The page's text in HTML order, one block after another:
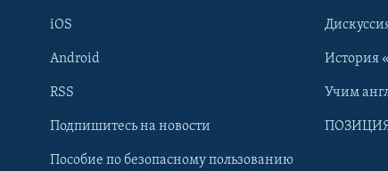
Learning English
iOS
Android
RSS
Подпишитесь на новости
Пособие по безопасному пользованию
История
Учим